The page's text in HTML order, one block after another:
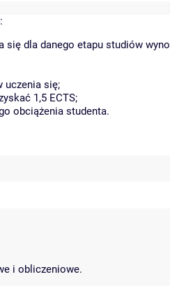
dla danego etapu studiów
uczenia się;
1,5 ECTS;
obciążenia studenta.
i obliczeniowe.